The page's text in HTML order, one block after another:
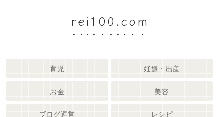
rei100.com
育児 妊娠・出産
お金 美容
ブログ運営 レシピ